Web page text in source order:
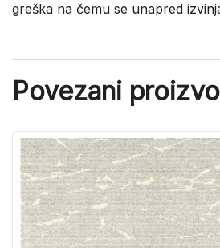
greška na čemu se unapred
Povezani